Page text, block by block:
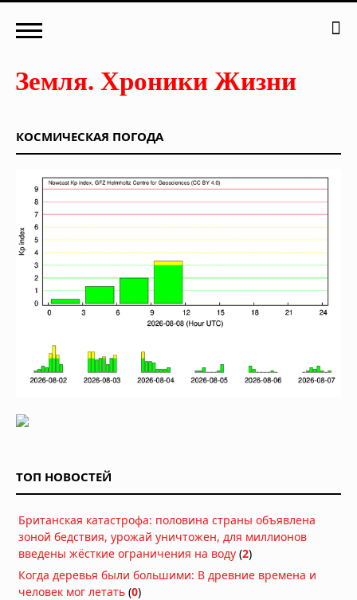
КОСМИЧЕСКАЯ ПОГОДА
ТОП НОВОСТЕЙ
Британская катастрофа: половина страны объявлена
зоной бедствия, урожай уничтожен, для миллионов
введены жёсткие ограничения на воду (2)
Когда деревья были большими: В древние времена и
человек мог летать (0)